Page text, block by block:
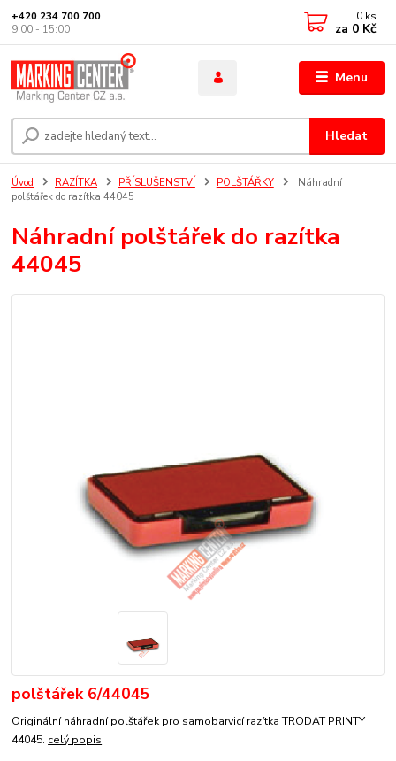
Menu
Hledat
+420 234 700 700
9:00 - 15:00
0 ks
za 0 Kč
Úvod RAZÍTKA PŘÍSLUŠENSTVÍ POLŠTÁŘKY
Náhradní
polštářek do razítka 44045
Náhradní polštářek do razítka
44045
polštářek 6/44045
Originální náhradní polštářek pro samobarvicí razítka TRODAT PRINTY
44045. celý popis